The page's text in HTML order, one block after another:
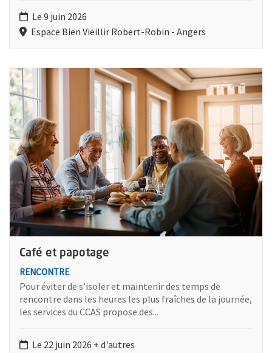
Le 9 juin 2026
Espace Bien Vieillir Robert-Robin - Angers
Café et papotage
RENCONTRE
Pour éviter de s’isoler et maintenir des temps de
rencontre dans les heures les plus fraîches de la journée,
les services du CCAS propose des...
Le 22 juin 2026 + d'autres
Plus d'information sur l'évènement : Café et papotage